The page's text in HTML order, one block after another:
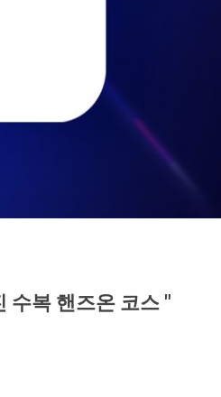
수복 핸즈온 코스 "